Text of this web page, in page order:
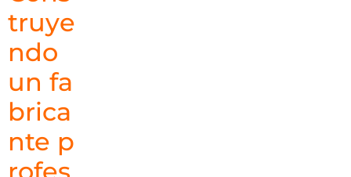
truye
ndo
un fa
brica
nte p